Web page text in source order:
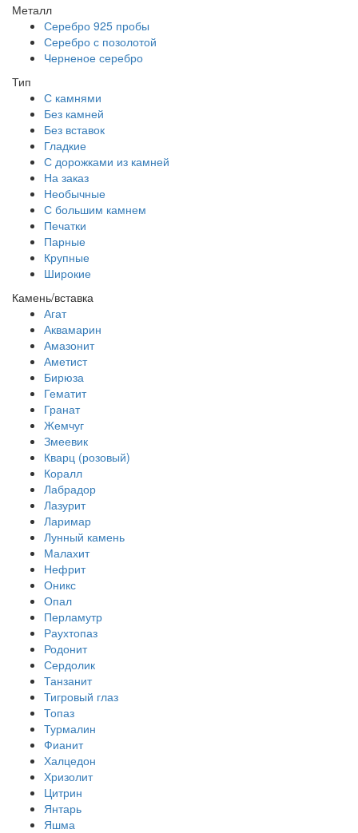
Металл
Серебро 925 пробы
Серебро с позолотой
Черненое серебро
Тип
С камнями
Без камней
Без вставок
Гладкие
С дорожками из камней
На заказ
Необычные
С большим камнем
Печатки
Парные
Крупные
Широкие
Камень/вставка
Агат
Аквамарин
Амазонит
Аметист
Бирюза
Гематит
Гранат
Жемчуг
Змеевик
Кварц (розовый)
Коралл
Лабрадор
Лазурит
Ларимар
Лунный камень
Малахит
Нефрит
Оникс
Опал
Перламутр
Раухтопаз
Родонит
Сердолик
Танзанит
Тигровый глаз
Топаз
Турмалин
Фианит
Халцедон
Хризолит
Цитрин
Янтарь
Яшма